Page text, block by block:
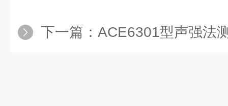
下一篇： ACE6301型声强法测